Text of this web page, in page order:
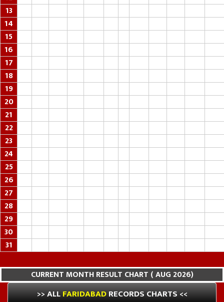
13
14
15
16
17
18
19
20
21
22
23
24
25
26
27
28
29
30
31
CURRENT MONTH RESULT CHART ( AUG 2026)
>> ALLFARIDABADRECORDS CHARTS <<